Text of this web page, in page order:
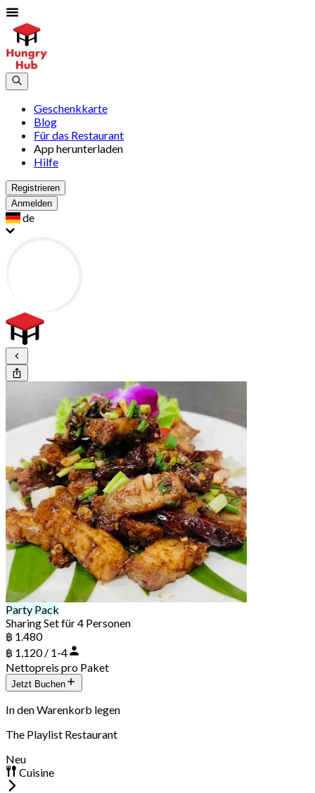
Geschenkkarte
Blog
Für das Restaurant
App herunterladen
Hilfe
Registrieren
Anmelden
de
Party Pack
Sharing Set für 4 Personen
฿ 1.480
฿ 1,120 / 1-4
Nettopreis pro Paket
Jetzt Buchen
In den Warenkorb legen
The Playlist Restaurant
Neu
Cuisine